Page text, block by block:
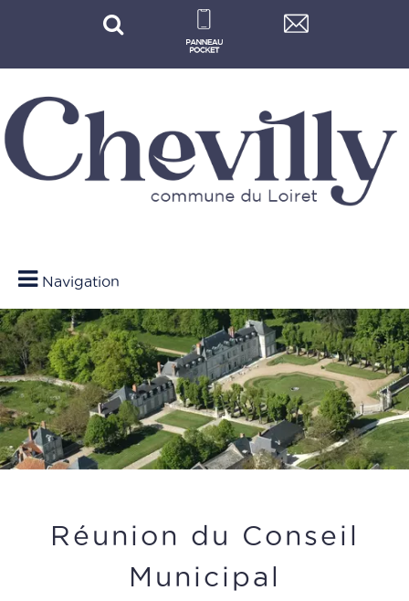
Navigation
Réunion du Conseil
Municipal